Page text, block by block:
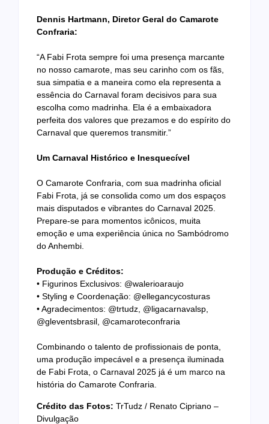
Dennis Hartmann, Diretor Geral do Camarote
Confraria:
“A Fabi Frota sempre foi uma presença marcante
no nosso camarote, mas seu carinho com os fãs,
sua simpatia e a maneira como ela representa a
essência do Carnaval foram decisivos para sua
escolha como madrinha. Ela é a embaixadora
perfeita dos valores que prezamos e do espírito do
Carnaval que queremos transmitir.”
Um Carnaval Histórico e Inesquecível
O Camarote Confraria, com sua madrinha oficial
Fabi Frota, já se consolida como um dos espaços
mais disputados e vibrantes do Carnaval 2025.
Prepare-se para momentos icônicos, muita
emoção e uma experiência única no Sambódromo
do Anhembi.
Produção e Créditos:
• Figurinos Exclusivos: @walerioaraujo
• Styling e Coordenação: @ellegancycosturas
• Agradecimentos: @trtudz, @ligacarnavalsp,
@gleventsbrasil, @camaroteconfraria
Combinando o talento de profissionais de ponta,
uma produção impecável e a presença iluminada
de Fabi Frota, o Carnaval 2025 já é um marco na
história do Camarote Confraria.
Crédito das Fotos: TrTudz / Renato Cipriano –
Divulgação